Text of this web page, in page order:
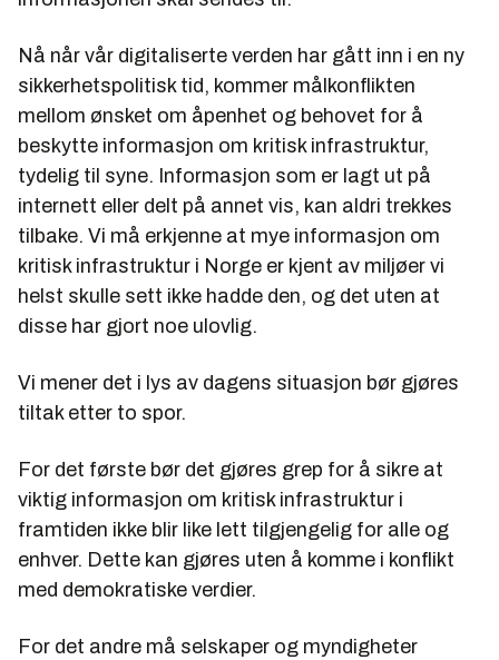
Nå når vår digitaliserte verden har gått inn i en ny
sikkerhetspolitisk tid, kommer målkonflikten
mellom ønsket om åpenhet og behovet for å
beskytte informasjon om kritisk infrastruktur,
tydelig til syne. Informasjon som er lagt ut på
internett eller delt på annet vis, kan aldri trekkes
tilbake. Vi må erkjenne at mye informasjon om
kritisk infrastruktur i Norge er kjent av miljøer vi
helst skulle sett ikke hadde den, og det uten at
disse har gjort noe ulovlig.
Vi mener det i lys av dagens situasjon bør gjøres
tiltak etter to spor.
For det første bør det gjøres grep for å sikre at
viktig informasjon om kritisk infrastruktur i
framtiden ikke blir like lett tilgjengelig for alle og
enhver. Dette kan gjøres uten å komme i konflikt
med demokratiske verdier.
For det andre må selskaper og myndigheter